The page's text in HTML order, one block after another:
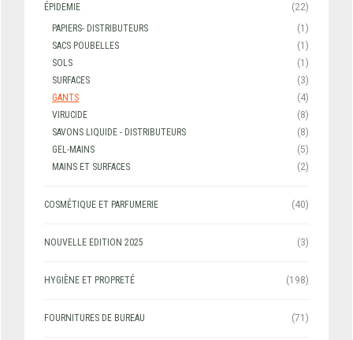
ÉPIDEMIE
(22)
PAPIERS- DISTRIBUTEURS
(1)
SACS POUBELLES
(1)
SOLS
(1)
SURFACES
(3)
GANTS
(4)
VIRUCIDE
(8)
SAVONS LIQUIDE - DISTRIBUTEURS
(8)
GEL-MAINS
(5)
MAINS ET SURFACES
(2)
COSMÉTIQUE ET PARFUMERIE (40)
NOUVELLE EDITION 2025 (3)
HYGIÈNE ET PROPRETÉ (198)
FOURNITURES DE BUREAU (71)